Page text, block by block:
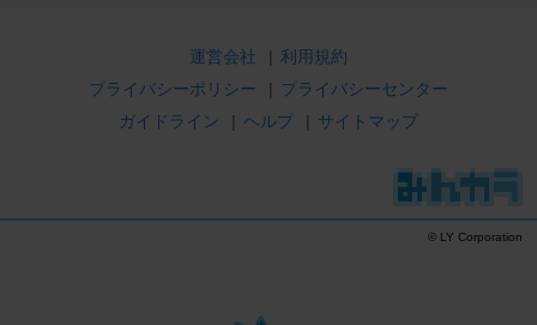
運営会社 | 利用規約
プライバシーポリシー
| プライバシーセンター
ガイドライン
| ヘルプ | サイトマップ
© LY Corporation